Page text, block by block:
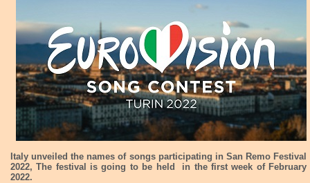
Italy unveiled the names of songs participating in San Remo Festival
2022, The festival is going to be held in the first week of February
2022.